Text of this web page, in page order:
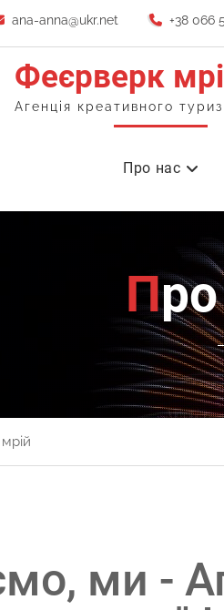
ana-anna@ukr.net +38 066
Феєрверк
Агенція креативного
Про нас